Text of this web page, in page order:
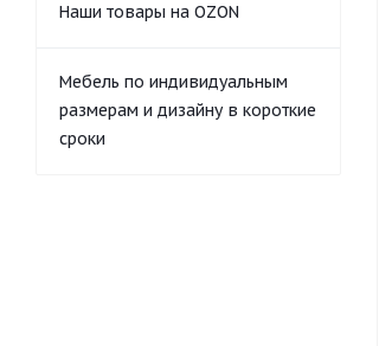
Наши товары на OZON
Мебель по индивидуальным
размерам и дизайну в короткие
сроки